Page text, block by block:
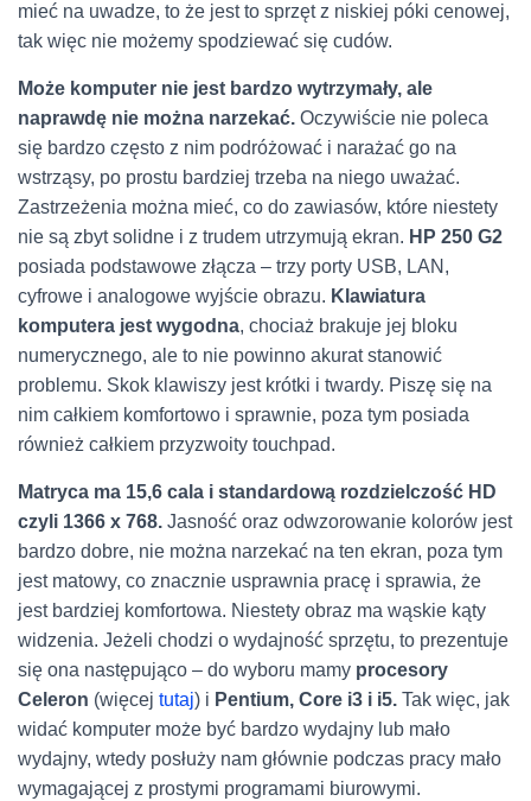
mieć na uwadze, to że jest to sprzęt z niskiej póki cenowej,
tak więc nie możemy spodziewać się cudów.
Może komputer nie jest bardzo wytrzymały, ale
naprawdę nie można narzekać. Oczywiście nie poleca
się bardzo często z nim podróżować i narażać go na
wstrząsy, po prostu bardziej trzeba na niego uważać.
Zastrzeżenia można mieć, co do zawiasów, które niestety
nie są zbyt solidne i z trudem utrzymują ekran. HP 250 G2
posiada podstawowe złącza – trzy porty USB, LAN,
cyfrowe i analogowe wyjście obrazu. Klawiatura
komputera jest wygodna, chociaż brakuje jej bloku
numerycznego, ale to nie powinno akurat stanowić
problemu. Skok klawiszy jest krótki i twardy. Piszę się na
nim całkiem komfortowo i sprawnie, poza tym posiada
również całkiem przyzwoity touchpad.
Matryca ma 15,6 cala i standardową rozdzielczość HD
czyli 1366 x 768. Jasność oraz odwzorowanie kolorów jest
bardzo dobre, nie można narzekać na ten ekran, poza tym
jest matowy, co znacznie usprawnia pracę i sprawia, że
jest bardziej komfortowa. Niestety obraz ma wąskie kąty
widzenia. Jeżeli chodzi o wydajność sprzętu, to prezentuje
się ona następująco – do wyboru mamy procesory
Celeron (więcej tutaj) i Pentium, Core i3 i i5. Tak więc, jak
widać komputer może być bardzo wydajny lub mało
wydajny, wtedy posłuży nam głównie podczas pracy mało
wymagającej z prostymi programami biurowymi.